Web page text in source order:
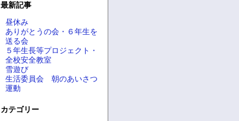
最新記事
昼休み
ありがとうの会・６年生を
送る会
５年生長等プロジェクト・
全校安全教室
雪遊び
生活委員会 朝のあいさつ
運動
カテゴリー